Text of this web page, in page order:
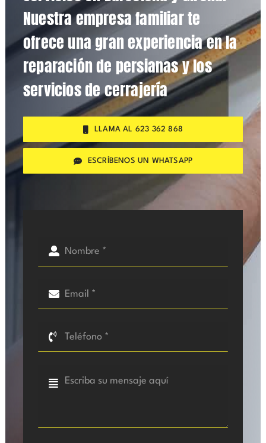
Nuestra empresa familiar te
ofrece una gran experiencia en la
reparación de persianas y los
servicios de cerrajería
LLAMA AL 623 362 868
ESCRÍBENOS UN WHATSAPP